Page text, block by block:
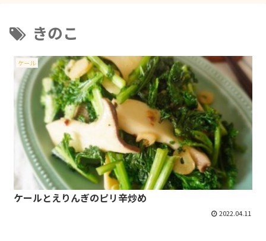
きのこ
ケール
ケールとえりんぎのピリ辛炒め
2022.04.11